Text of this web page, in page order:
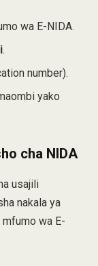
wa E-NIDA.
.
number).
yako
cha NIDA
usajili
nakala ya
wa E-